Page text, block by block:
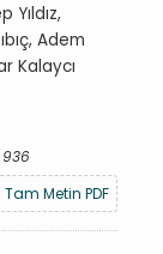
Yıldız,
Adem
Kalaycı
Tam Metin PDF